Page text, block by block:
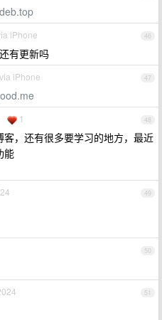
46
iPhone
有更新吗
47
iPhone
48
1
，还有很多要学习的地方，最近
能
49
50
51